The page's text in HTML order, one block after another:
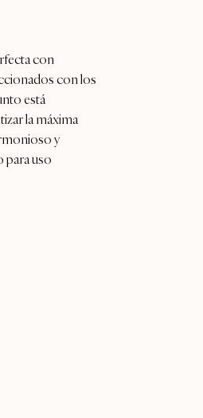
con
con los
está
la máxima
y
para uso